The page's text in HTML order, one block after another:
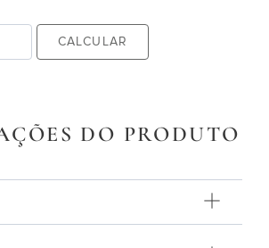
CALCULAR
DO PRODUTO